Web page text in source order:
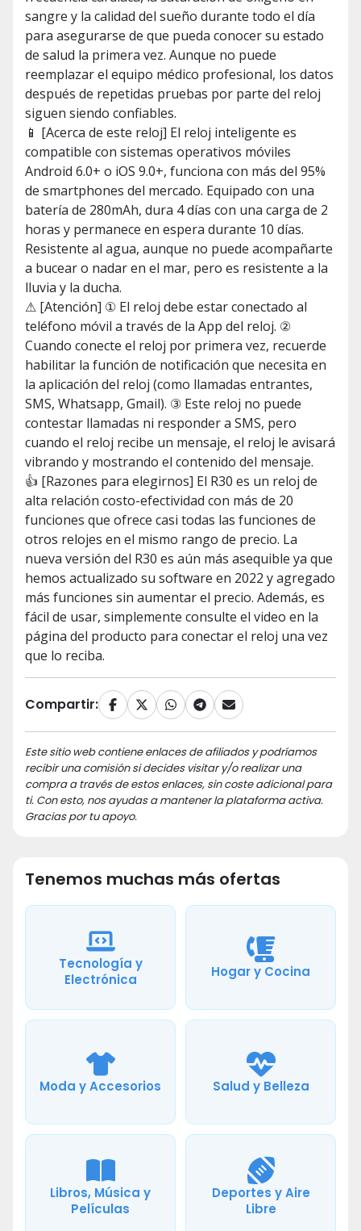
sangre y la calidad del sueño durante todo el día
para asegurarse de que pueda conocer su estado
de salud la primera vez. Aunque no puede
reemplazar el equipo médico profesional, los datos
después de repetidas pruebas por parte del reloj
siguen siendo confiables.
📱 [Acerca de este reloj] El reloj inteligente es
compatible con sistemas operativos móviles
Android 6.0+ o iOS 9.0+, funciona con más del 95%
de smartphones del mercado. Equipado con una
batería de 280mAh, dura 4 días con una carga de 2
horas y permanece en espera durante 10 días.
Resistente al agua, aunque no puede acompañarte
a bucear o nadar en el mar, pero es resistente a la
lluvia y la ducha.
⚠ [Atención] ① El reloj debe estar conectado al
teléfono móvil a través de la App del reloj. ②
Cuando conecte el reloj por primera vez, recuerde
habilitar la función de notificación que necesita en
la aplicación del reloj (como llamadas entrantes,
SMS, Whatsapp, Gmail). ③ Este reloj no puede
contestar llamadas ni responder a SMS, pero
cuando el reloj recibe un mensaje, el reloj le avisará
vibrando y mostrando el contenido del mensaje.
👍 [Razones para elegirnos] El R30 es un reloj de
alta relación costo-efectividad con más de 20
funciones que ofrece casi todas las funciones de
otros relojes en el mismo rango de precio. La
nueva versión del R30 es aún más asequible ya que
hemos actualizado su software en 2022 y agregado
más funciones sin aumentar el precio. Además, es
fácil de usar, simplemente consulte el video en la
página del producto para conectar el reloj una vez
que lo reciba.
Compartir:
Este sitio web contiene enlaces de afiliados y podríamos
recibir una comisión si decides visitar y/o realizar una
compra a través de estos enlaces, sin coste adicional para
ti. Con esto, nos ayudas a mantener la plataforma activa.
Gracias por tu apoyo.
Tenemos muchas más ofertas
Tecnología y
Electrónica
Hogar y Cocina
Moda y Accesorios Salud y Belleza
Libros, Música y
Películas
Deportes y Aire
Libre